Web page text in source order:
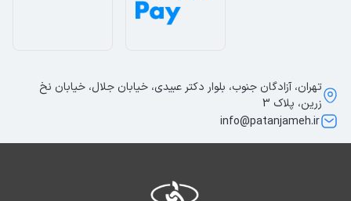
تهران، آزادگان جنوب، بلوار دکتر عبیدی، خیابان جلال، خیابان نخ
زرین، پلاک 3
info@patanjameh.ir